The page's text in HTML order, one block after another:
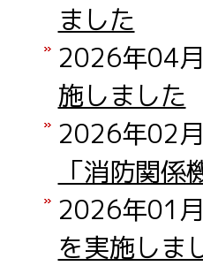
ました
2026年04
施しました
2026年02
「消防関
2026年01
を実施しま